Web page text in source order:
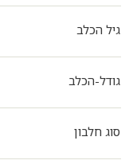
גיל הכלב
גודל-הכלב
סוג חלבון